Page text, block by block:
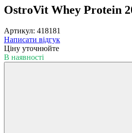
OstroVit Whey Protein
Артикул: 418181
Написати відгук
Ціну уточнюйте
В наявності